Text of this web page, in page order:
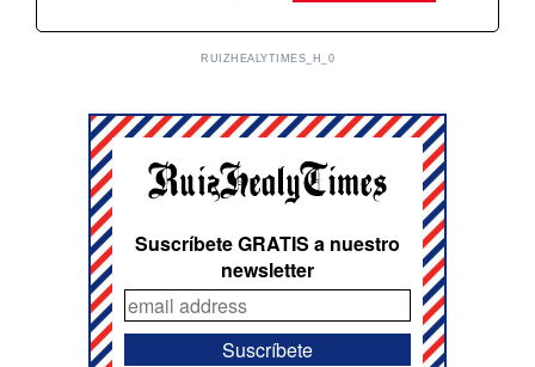
RUIZHEALYTIMES_H_0
Suscríbete GRATIS a nuestro
newsletter